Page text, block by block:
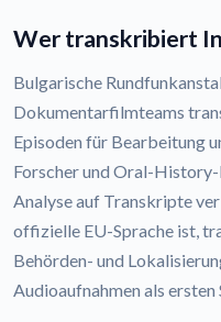
Wer transkribiert
Bulgarische
Dokumentarfilmteams
Episoden für Bearbeitung
Forscher und Oral-
Analyse auf Transkripte
offizielle EU-Sprache ist,
Behörden- und
Audioaufnahmen als